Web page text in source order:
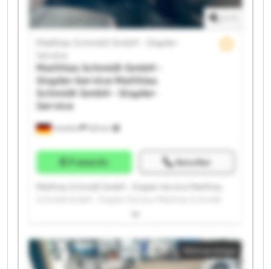
Matthias Schmidt GmbH - Stapler-Service Matthias
Schmidt GmbH - Stapler-Service
Frankfurt
Matthias Schmidt GmbH - Stapler-
Matthias Schmidt GmbH -
Stapler-ServiceMatthias
Schmidt GmbH - Stapler-
Service
Preisinfo Anrufen
Matthias Schmidt GmbH - Stapler-Service Matthias
GmbH - Stapler-Service Matthias Schmidt GmbH -
Service Matthias Schmidt GmbH - Stapler-Service
Matthias Schmidt GmbH - Stapler-Service Matthias
Schmidt GmbH - Stapler-Service Matthias Schmidt
Kleinanzeige